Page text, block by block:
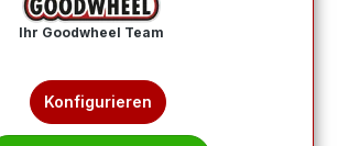
Produkte filtern
Ihr Goodwheel Team
Konfigurieren